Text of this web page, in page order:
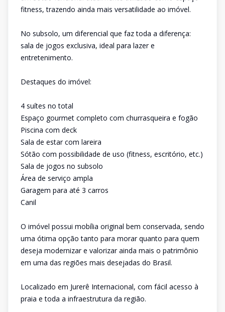
fitness, trazendo ainda mais versatilidade ao imóvel.
No subsolo, um diferencial que faz toda a diferença:
sala de jogos exclusiva, ideal para lazer e
entretenimento.
Destaques do imóvel:
4 suítes no total
Espaço gourmet completo com churrasqueira e fogão
Piscina com deck
Sala de estar com lareira
Sótão com possibilidade de uso (fitness, escritório, etc.)
Sala de jogos no subsolo
Área de serviço ampla
Garagem para até 3 carros
Canil
O imóvel possui mobília original bem conservada, sendo
uma ótima opção tanto para morar quanto para quem
deseja modernizar e valorizar ainda mais o patrimônio
em uma das regiões mais desejadas do Brasil.
Localizado em Jurerê Internacional, com fácil acesso à
praia e toda a infraestrutura da região.